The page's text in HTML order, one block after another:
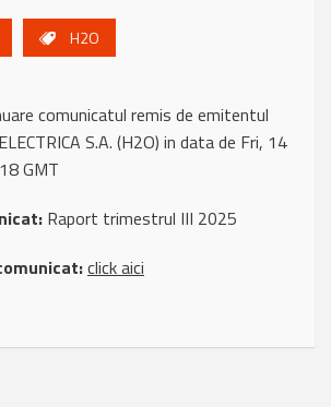
H2O
comunicatul remis de emitentul
S.A. (H2O) in data de Fri, 14
GMT
Raport trimestrul III 2025
click aici